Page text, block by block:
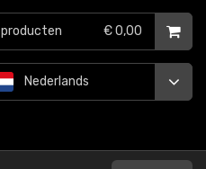
Nederlands
producten € 0,00